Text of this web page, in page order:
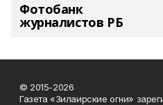
Фотобанк
журналистов РБ
© 2015-2026
Газета «Зилаирские огни»